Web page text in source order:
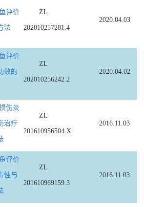
评价
法
ZL
202010257281.4
2020.04.03
评价
效的
ZL
202010256242.2
2020.04.02
伤炎
治疗
ZL
201610956504.X
2016.11.03
评价
性与
ZL
201610969159.3
2016.11.03